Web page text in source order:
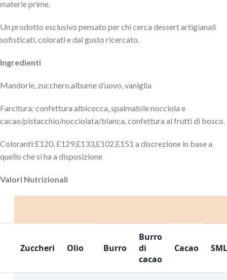
materie prime.
Un prodotto esclusivo pensato per chi cerca dessert artigianali
sofisticati, colorati e dal gusto ricercato.
Ingredienti
Mandorle, zucchero,albume d’uovo, vaniglia
Farcitura: confettura albicocca, spalmabile nocciola e
cacao/pistacchio/nocciolata/bianca, confettura ai frutti di bosco.
Coloranti:E120, E129,E133,E102,E151 a discrezione in base a
quello che si ha a disposizione
Valori Nutrizionali
Zuccheri Olio Burro
Burro
di
cacao
Cacao SML